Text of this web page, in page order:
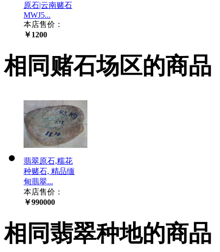
原石|云南赌石
MWJ5...
本店售价：
￥1200
相同赌石场区的商品
翡翠原石,糯花
种赌石, 精品缅
甸翡翠...
本店售价：
￥990000
相同翡翠种地的商品